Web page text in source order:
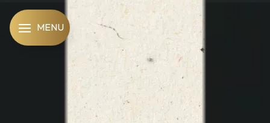
MENU
Panneau de gestion des cookies